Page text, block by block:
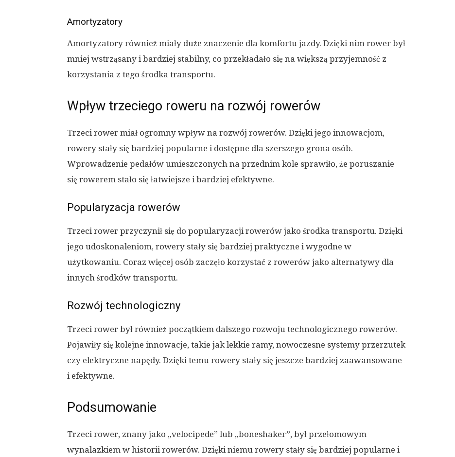
Amortyzatory
Amortyzatory również miały duże znaczenie dla komfortu jazdy. Dzięki nim rower był
mniej wstrząsany i bardziej stabilny, co przekładało się na większą przyjemność z
korzystania z tego środka transportu.
Wpływ trzeciego roweru na rozwój rowerów
Trzeci rower miał ogromny wpływ na rozwój rowerów. Dzięki jego innowacjom,
rowery stały się bardziej popularne i dostępne dla szerszego grona osób.
Wprowadzenie pedałów umieszczonych na przednim kole sprawiło, że poruszanie
się rowerem stało się łatwiejsze i bardziej efektywne.
Popularyzacja rowerów
Trzeci rower przyczynił się do popularyzacji rowerów jako środka transportu. Dzięki
jego udoskonaleniom, rowery stały się bardziej praktyczne i wygodne w
użytkowaniu. Coraz więcej osób zaczęło korzystać z rowerów jako alternatywy dla
innych środków transportu.
Rozwój technologiczny
Trzeci rower był również początkiem dalszego rozwoju technologicznego rowerów.
Pojawiły się kolejne innowacje, takie jak lekkie ramy, nowoczesne systemy przerzutek
czy elektryczne napędy. Dzięki temu rowery stały się jeszcze bardziej zaawansowane
i efektywne.
Podsumowanie
Trzeci rower, znany jako „velocipede” lub „boneshaker”, był przełomowym
wynalazkiem w historii rowerów. Dzięki niemu rowery stały się bardziej popularne i